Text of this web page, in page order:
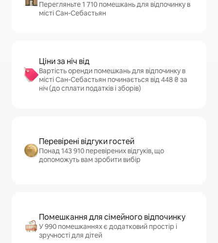
Перегляньте 1 710 помешкань для відпочинку в
місті Сан-Себастьян
Ціни за ніч від
Вартість оренди помешкань для відпочинку в
місті Сан-Себастьян починається від 448 ₴ за
ніч (до сплати податків і зборів)
Перевірені відгуки гостей
Понад 143 910 перевірених відгуків, що
допоможуть вам зробити вибір
Помешкання для сімейного відпочинку
У 990 помешканнях є додатковий простір і
зручності для дітей